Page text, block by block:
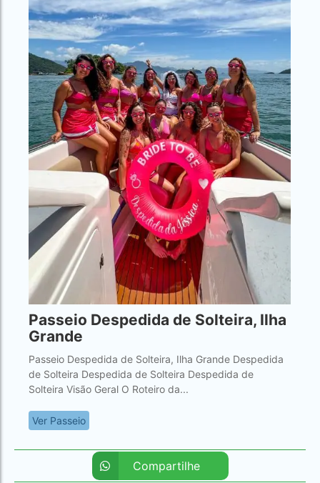
Passeio Despedida de Solteira, Ilha
Grande
Passeio Despedida de Solteira, Ilha Grande Despedida
de Solteira Despedida de Solteira Despedida de
Solteira Visão Geral O Roteiro da...
Ver Passeio
Compartilhe